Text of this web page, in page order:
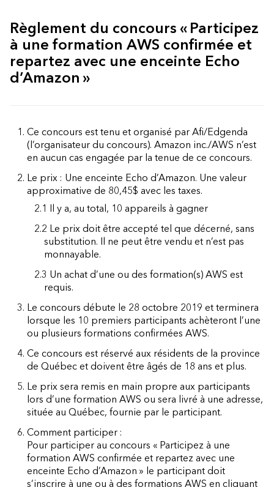
Règlement du concours « Participez
à une formation AWS confirmée et
repartez avec une enceinte Echo
d’Amazon »
1. Ce concours est tenu et organisé par Afi/Edgenda
(l’organisateur du concours). Amazon inc./AWS n’est
en aucun cas engagée par la tenue de ce concours.
2. Le prix : Une enceinte Echo d’Amazon. Une valeur
approximative de 80,45$ avec les taxes.
2.1 Il y a, au total, 10 appareils à gagner
2.2 Le prix doit être accepté tel que décerné, sans
substitution. Il ne peut être vendu et n’est pas
monnayable.
2.3 Un achat d’une ou des formation(s) AWS est
requis.
3. Le concours débute le 28 octobre 2019 et terminera
lorsque les 10 premiers participants achèteront l’une
ou plusieurs formations confirmées AWS.
4. Ce concours est réservé aux résidents de la province
de Québec et doivent être âgés de 18 ans et plus.
5. Le prix sera remis en main propre aux participants
lors d’une formation AWS ou sera livré à une adresse,
située au Québec, fournie par le participant.
6. Comment participer :
Pour participer au concours « Participez à une
formation AWS confirmée et repartez avec une
enceinte Echo d’Amazon » le participant doit
s’inscrire à une ou à des formations AWS en cliquant